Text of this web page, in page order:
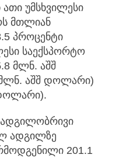
უმსხვილესი
მთლიან
პროცენტი
საექსპორტო
მლნ. აშშ
აშშ დოლარი)
ადგილობრივი
ადგილზე
201.1